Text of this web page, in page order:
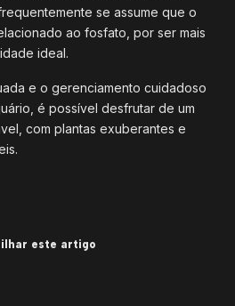
se assume que o
ao fosfato, por ser mais
ideal.
e o gerenciamento cuidadoso
é possível desfrutar de um
com plantas exuberantes e
este artigo